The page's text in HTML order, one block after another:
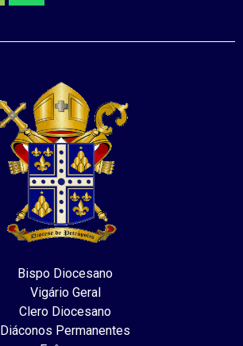
Bispo Diocesano
Vigário Geral
Clero Diocesano
Diáconos Permanentes